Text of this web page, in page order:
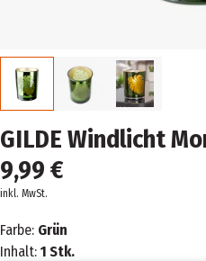
GILDE Windlicht
9,99 €
inkl. MwSt.
Farbe: Grün
Inhalt: 1 Stk.